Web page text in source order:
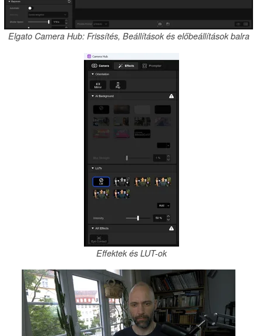
Elgato Camera Hub: Frissítés, Beállítások és előbeállítások balra
Effektek és LUT-ok